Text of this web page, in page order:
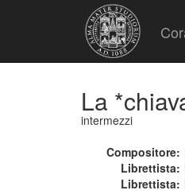
La
intermezzi
Compositore:
Librettista:
Librettista: